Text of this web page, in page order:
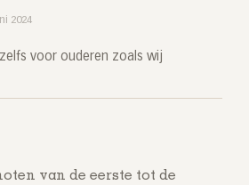
2024
voor ouderen zoals wij
van de eerste tot de